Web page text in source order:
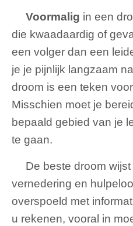
Voormalig in een
die kwaadaardig of
een volger dan een
je je pijnlijk langzaam
droom is een teken
Misschien moet je
bepaald gebied van je
te gaan.
De beste droom
vernedering en
overspoeld met
u rekenen, vooral in